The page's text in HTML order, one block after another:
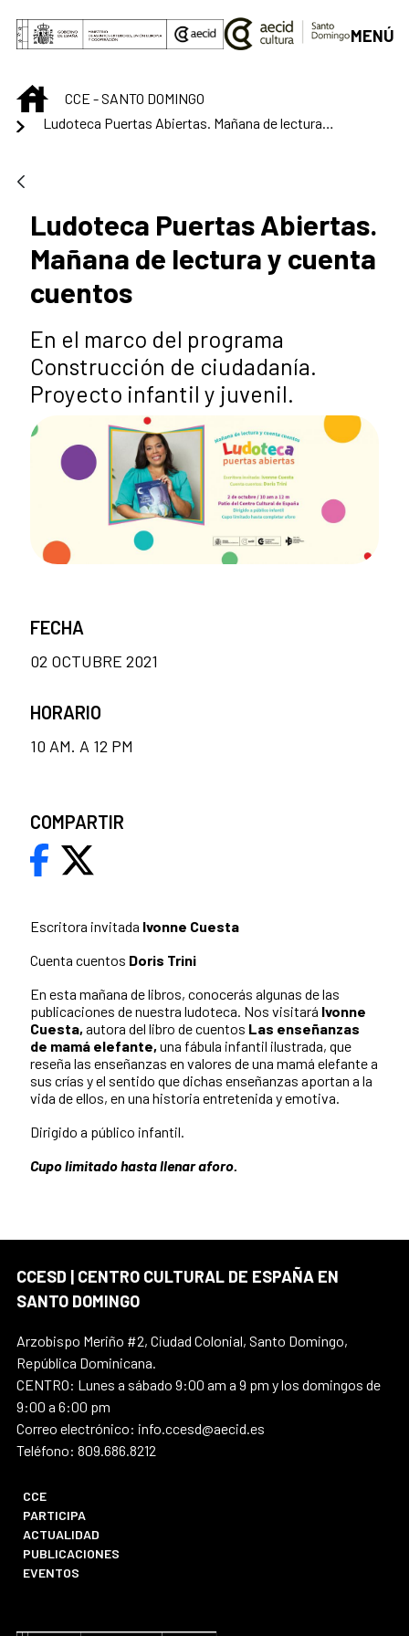
Saltar al contenido principal
MENÚ
INICIOCCE - SANTO DOMINGO
Ludoteca Puertas Abiertas. Mañana de lectura y cuenta cuentos
Ludoteca Puertas Abiertas.
Mañana de lectura y cuenta
cuentos
En el marco del programa
Construcción de ciudadanía.
Proyecto infantil y juvenil.
Escritora invitada Ivonne Cuesta
Cuenta cuentos Doris Trini
En esta mañana de libros, conocerás algunas de las
publicaciones de nuestra ludoteca. Nos visitará Ivonne
Cuesta, autora del libro de cuentos Las enseñanzas
de mamá elefante, una fábula infantil ilustrada, que
reseña las enseñanzas en valores de una mamá elefante a
sus crías y el sentido que dichas enseñanzas aportan a la
vida de ellos, en una historia entretenida y emotiva.
Dirigido a público infantil.
Cupo limitado hasta llenar aforo.
FECHA
02 OCTUBRE 2021
HORARIO
10 AM. A 12 PM
COMPARTIR
CCESD | CENTRO CULTURAL DE ESPAÑA EN
SANTO DOMINGO
Arzobispo Meriño #2, Ciudad Colonial, Santo Domingo,
República Dominicana.
CENTRO: Lunes a sábado 9:00 am a 9 pm y los domingos de
9:00 a 6:00 pm
Correo electrónico: info.ccesd@aecid.es
Teléfono: 809.686.8212
CCE
PARTICIPA
ACTUALIDAD
PUBLICACIONES
EVENTOS